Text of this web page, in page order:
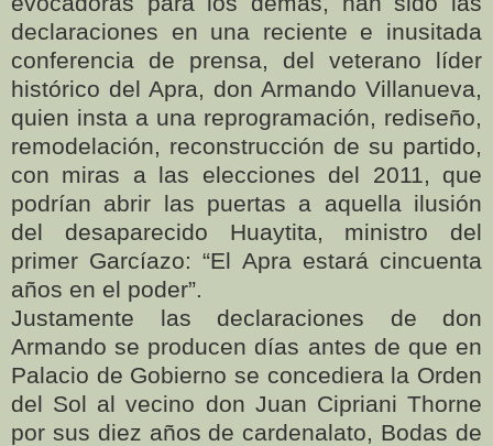
declaraciones en una reciente e inusitada
conferencia de prensa, del veterano líder
histórico del Apra, don Armando Villanueva,
quien insta a una reprogramación, rediseño,
remodelación, reconstrucción de su partido,
con miras a las elecciones del 2011, que
podrían abrir las puertas a aquella ilusión
del desaparecido Huaytita, ministro del
primer Garcíazo: “El Apra estará cincuenta
años en el poder”.
Justamente las declaraciones de don
Armando se producen días antes de que en
Palacio de Gobierno se concediera la Orden
del Sol al vecino don Juan Cipriani Thorne
por sus diez años de cardenalato, Bodas de